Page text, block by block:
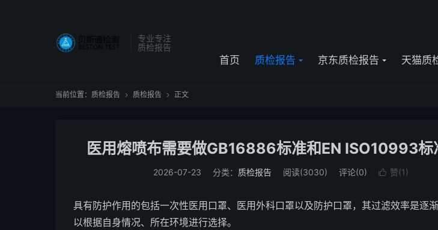
专业专注
质检报告
首页 质检报告 京东质检报告 天猫质
当前位置： 质检报告  质检报告  正文
医用熔喷布需要做GB16886标准和EN ISO10993标
2026-07-23 分类： 质检报告 阅读(3030) 评论(0)  赞(1)
具有防护作用的包括一次性医用口罩、医用外科口罩以及防护口罩，其过滤效率是逐
以根据自身情况、所在环境进行选择。